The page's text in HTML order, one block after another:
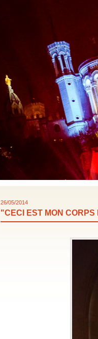
26/05/2014
"CECI EST MON